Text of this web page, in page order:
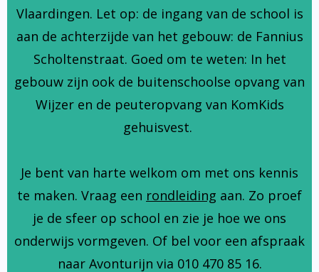
Vlaardingen. Let op: de ingang van de school is
aan de achterzijde van het gebouw: de Fannius
Scholtenstraat. Goed om te weten: In het
gebouw zijn ook de buitenschoolse opvang van
Wijzer en de peuteropvang van KomKids
gehuisvest.
Je bent van harte welkom om met ons kennis
te maken. Vraag een rondleiding aan. Zo proef
je de sfeer op school en zie je hoe we ons
onderwijs vormgeven. Of bel voor een afspraak
naar Avonturijn via 010 470 85 16.